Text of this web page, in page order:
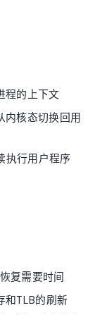
程的上下文
内核态切换回用
执行用户程序
复需要时间
和TLB的刷新